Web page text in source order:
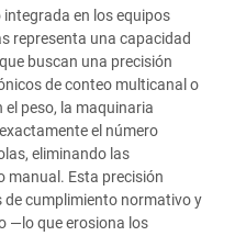
en los equipos
representa una capacidad
buscan una precisión
de conteo multicanal o
peso, la maquinaria
el número
eliminando las
manual. Esta precisión
de cumplimiento normativo y
—lo que erosiona los